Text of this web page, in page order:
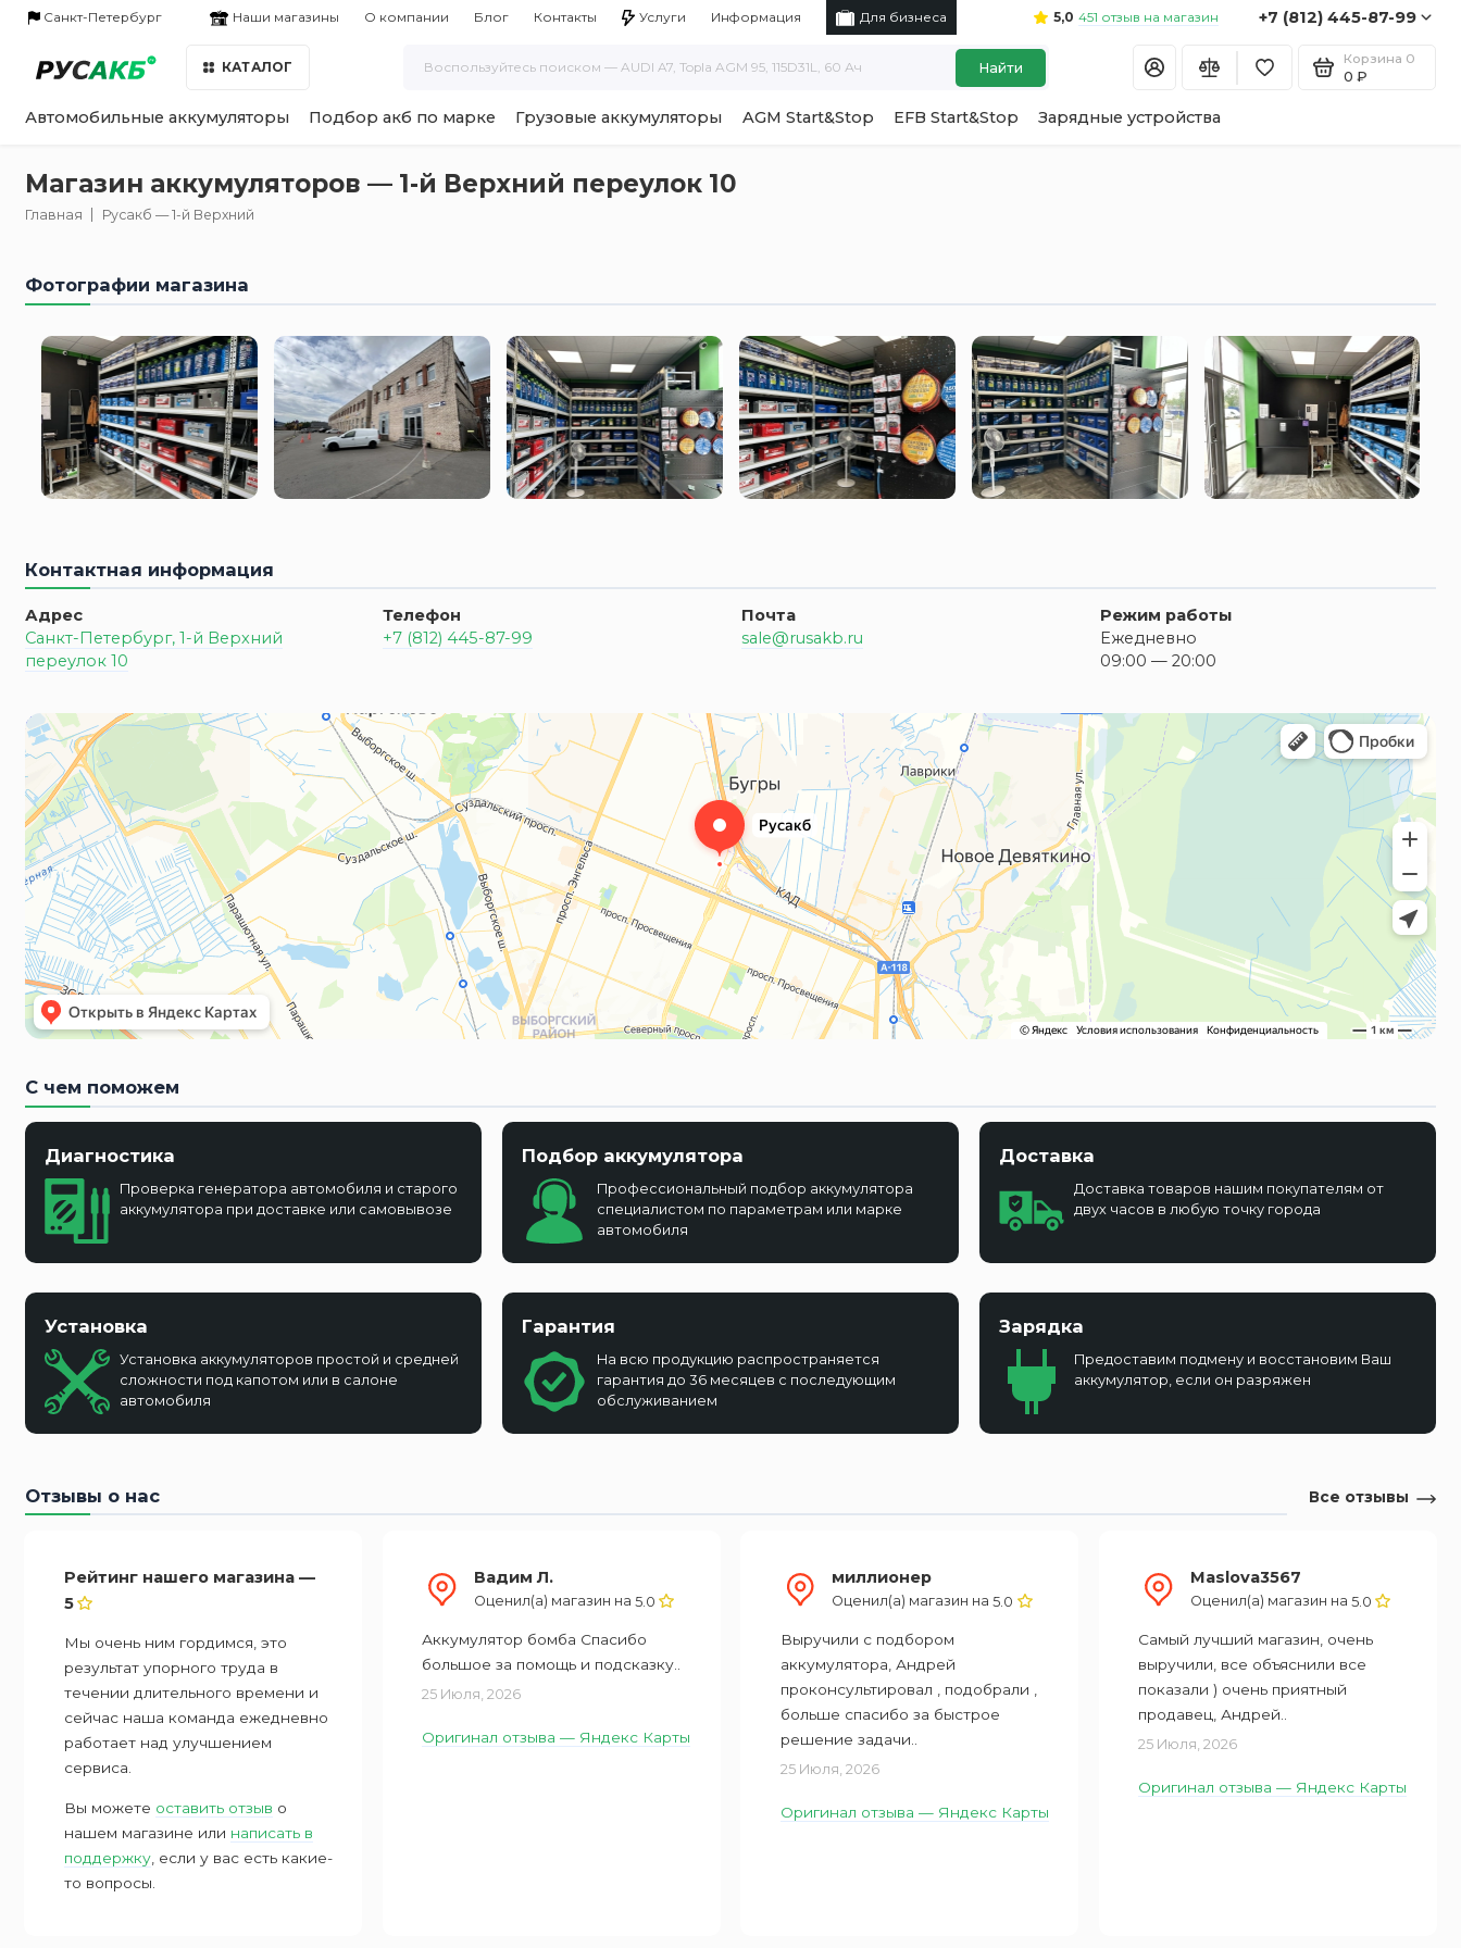
Санкт-Петербург Наши магазины О компании Блог Контакты Услуги Информация Для бизнеса 5,0 451 отзыв на магазин +7 (812) 445-87-99
КАТАЛОГ Найти
Корзина 0
0 ₽
Автомобильные аккумуляторы Подбор акб по марке Грузовые аккумуляторы AGM Start&Stop EFB Start&Stop Зарядные устройства
Магазин аккумуляторов — 1-й Верхний переулок 10
Главная Русакб — 1-й Верхний
Фотографии магазина
Контактная информация
Адрес
Санкт-Петербург, 1-й Верхний
переулок 10
Телефон
+7 (812) 445-87-99
Почта
sale@rusakb.ru
Режим работы
Ежедневно
09:00 — 20:00
С чем поможем
Диагностика
Проверка генератора автомобиля и старого
аккумулятора при доставке или самовывозе
Подбор аккумулятора
Профессиональный подбор аккумулятора
специалистом по параметрам или марке
автомобиля
Доставка
Доставка товаров нашим покупателям от
двух часов в любую точку города
Установка
Установка аккумуляторов простой и средней
сложности под капотом или в салоне
автомобиля
Гарантия
На всю продукцию распространяется
гарантия до 36 месяцев с последующим
обслуживанием
Зарядка
Предоставим подмену и восстановим Ваш
аккумулятор, если он разряжен
Отзывы о нас Все отзывы
Рейтинг нашего магазина —
5
Мы очень ним гордимся, это
результат упорного труда в
течении длительного времени и
сейчас наша команда ежедневно
работает над улучшением
сервиса.
Вы можете оставить отзыв о
нашем магазине или написать в
поддержку, если у вас есть какие-
то вопросы.
Вадим Л.
Оценил(а) магазин на 5.0
Аккумулятор бомба Спасибо
большое за помощь и подсказку..
25 Июля, 2026
Оригинал отзыва — Яндекс Карты
миллионер
Оценил(а) магазин на5.0
Выручили с подбором
аккумулятора, Андрей
проконсультировал , подобрали ,
больше спасибо за быстрое
решение задачи..
25 Июля, 2026
Оригинал отзыва — Яндекс Карты
Maslova3567
Оценил(а) магазин на 5.0
Самый лучший магазин, очень
выручили, все объяснили все
показали ) очень приятный
продавец, Андрей..
25 Июля, 2026
Оригинал отзыва — Яндекс Карты